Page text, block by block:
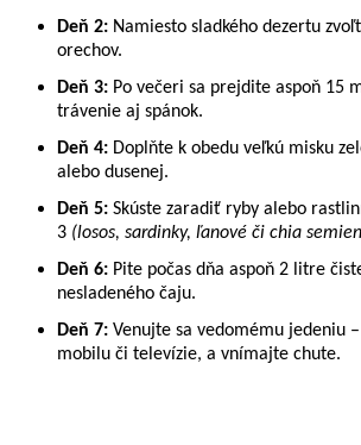
Deň 2: Namiesto sladkého dezertu
orechov.
Deň 3: Po večeri sa prejdite aspoň 15
trávenie aj spánok.
Deň 4: Doplňte k obedu veľkú misku
alebo dusenej.
Deň 5: Skúste zaradiť ryby alebo
3 (losos, sardinky, ľanové či chia
Deň 6: Pite počas dňa aspoň 2 litre
nesladeného čaju.
Deň 7: Venujte sa vedomému jedeniu
mobilu či televízie, a vnímajte chute.